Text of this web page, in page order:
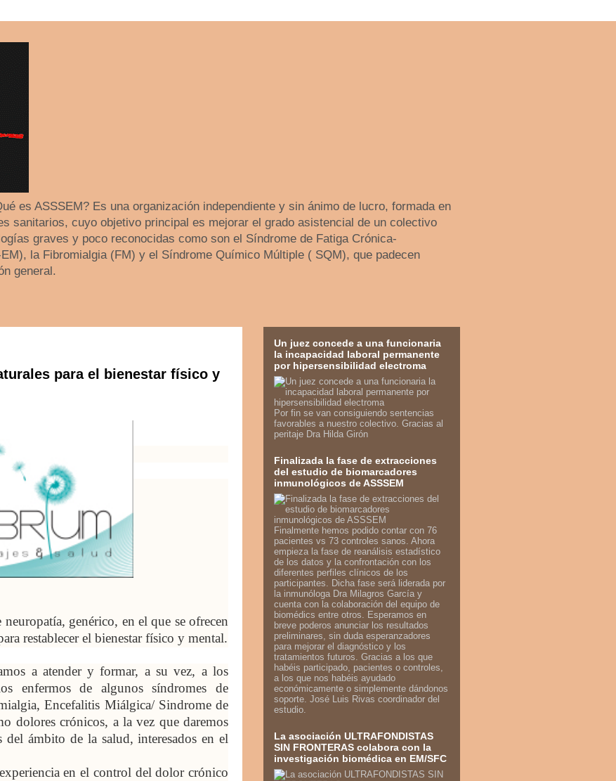
es ASSSEM? Es una organización independiente y sin ánimo de lucro, formada en
sanitarios, cuyo objetivo principal es mejorar el grado asistencial de un colectivo
graves y poco reconocidas como son el Síndrome de Fatiga Crónica-
la Fibromialgia (FM) y el Síndrome Químico Múltiple ( SQM), que padecen
general.
para el bienestar físico y
neuropatía, genérico, en el que se ofrecen
restablecer el bienestar físico y mental.
a atender y formar, a su vez, a los
enfermos de algunos síndromes de
Encefalitis Miálgica/ Sindrome de
dolores crónicos, a la vez que daremos
del ámbito de la salud, interesados en el
en el control del dolor crónico
Un juez concede a una funcionaria
la incapacidad laboral permanente
por hipersensibilidad electroma
Por fin se van consiguiendo sentencias
favorables a nuestro colectivo. Gracias al
peritaje Dra Hilda Girón
Finalizada la fase de extracciones
del estudio de biomarcadores
inmunológicos de ASSSEM
Finalmente hemos podido contar con 76
pacientes vs 73 controles sanos. Ahora
empieza la fase de reanálisis estadístico
de los datos y la confrontación con los
diferentes perfiles clínicos de los
participantes. Dicha fase será liderada por
la inmunóloga Dra Milagros García y
cuenta con la colaboración del equipo de
biomédics entre otros. Esperamos en
breve poderos anunciar los resultados
preliminares, sin duda esperanzadores
para mejorar el diagnóstico y los
tratamientos futuros. Gracias a los que
habéis participado, pacientes o controles,
a los que nos habéis ayudado
económicamente o simplemente dándonos
soporte. José Luis Rivas coordinador del
estudio.
La asociación ULTRAFONDISTAS
SIN FRONTERAS colabora con la
investigación biomédica en EM/SFC